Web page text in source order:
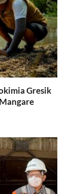
Gresik